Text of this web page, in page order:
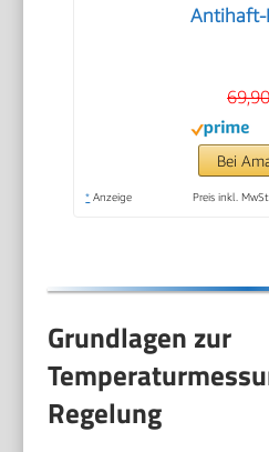
Antihaft-
FDK261
Bei
* Anzeige Preis inkl.
Grundlagen zur
Regelung